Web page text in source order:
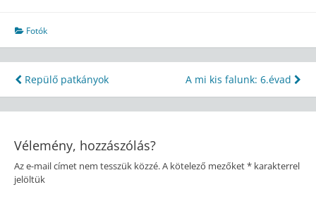
Fotók
Bejegyzés
navigáció
Repülő patkányok A mi kis falunk: 6.évad
Vélemény, hozzászólás?
Az e-mail címet nem tesszük közzé.A kötelező mezőket*karakterrel
jelöltük